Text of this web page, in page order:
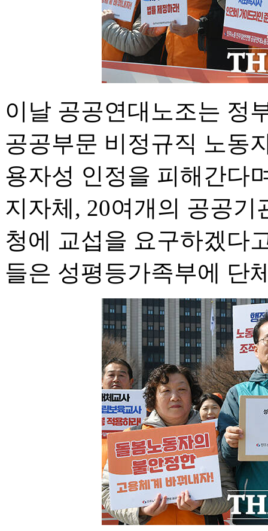
이날 공공연대노조는 정
공공부문 비정규직 노동
용자성 인정을 피해간다
지자체, 20여개의 공공
청에 교섭을 요구하겠다
들은 성평등가족부에 단